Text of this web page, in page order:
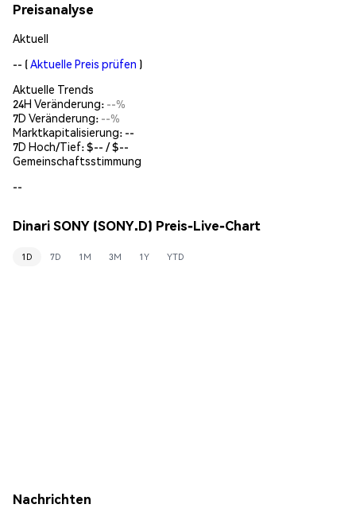
Preisanalyse
Aktuell
-- (Aktuelle Preis prüfen )
Aktuelle Trends
24H Veränderung: --%
7D Veränderung: --%
Marktkapitalisierung: --
7D Hoch/Tief: $-- / $--
Gemeinschaftsstimmung
--
Dinari SONY (SONY.D) Preis-Live-Chart
1D 7D 1M 3M 1Y YTD
Nachrichten